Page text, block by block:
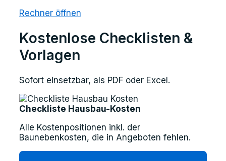
Rechner öffnen
Kostenlose Checklisten &
Vorlagen
Sofort einsetzbar, als PDF oder Excel.
Checkliste Hausbau-Kosten
Alle Kostenpositionen inkl. der
Baunebenkosten, die in Angeboten fehlen.